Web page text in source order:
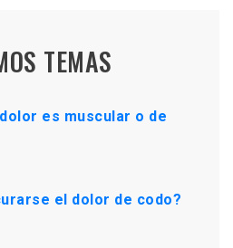
TEMAS
es muscular o de
el dolor de codo?